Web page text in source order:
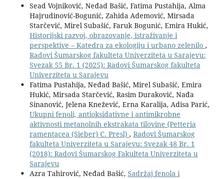
Sead Vojniković, Neđad Bašić, Fatima Pustahija, Alma
Hajrudinović-Bogunić, Zahida Ademović, Mirsada
Starčević, Mirel Subašić, Faruk Bogunić, Emira Hukić,
Historijski razvoj, obrazovanje, istraživanje i
perspektive – Katedra za ekologiju i urbano zelenilo ,
Radovi Šumarskog fakulteta Univerziteta u Sarajevu:
Svezak 55 Br. 1 (2025): Radovi Šumarskog fakulteta
Univerziteta u Sarajevu
Fatima Pustahija, Neđad Bašić, Mirel Subašić, Emira
Hukić, Mirsada Starčević, Rasim Duraković, Nađa
Sinanović, Jelena Knežević, Erna Karalija, Adisa Parić,
Ukupni fenoli, antioksidativne i antimikrobne
aktivnosti metanolnih ekstrakata tilovine (Petteria
ramentacea (Sieber) C. Presl) , Radovi Šumarskog
fakulteta Univerziteta u Sarajevu: Svezak 48 Br. 1
(2018): Radovi Šumarskog Fakulteta Univerziteta u
Sarajevu
Azra Tahirović, Neđad Bašić, Sadržaj fenola i